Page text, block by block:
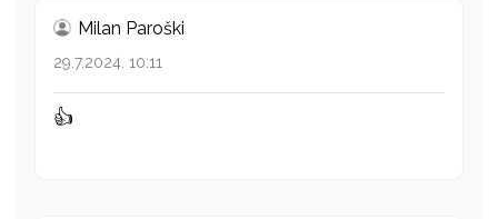
Milan Paroški
29.7.2024. 10:11
👍